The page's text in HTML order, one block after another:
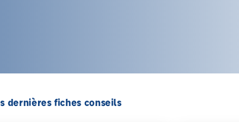
dernières fiches conseils